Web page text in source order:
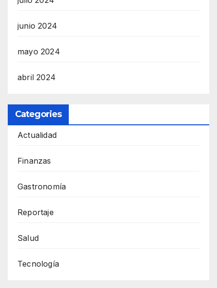
junio 2024
mayo 2024
abril 2024
Categories
Actualidad
Finanzas
Gastronomía
Reportaje
Salud
Tecnología